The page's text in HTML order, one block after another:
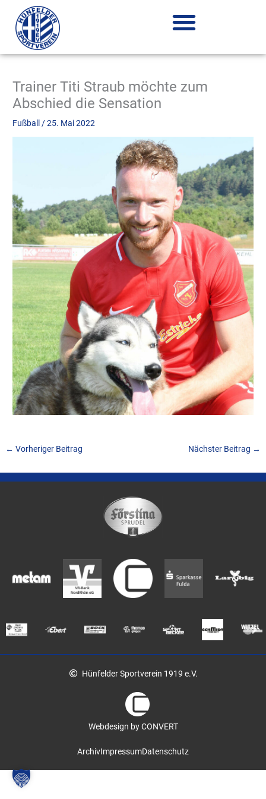
Inhalt
springen
Trainer Titi Straub möchte zum
Abschied die Sensation
Fußball /25. Mai 2022
← Vorheriger Beitrag Nächster Beitrag →
Hünfelder Sportverein 1919 e.V.
Webdesign by CONVERT
ArchivImpressumDatenschutz